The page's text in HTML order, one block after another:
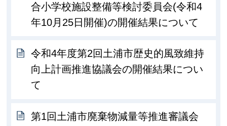
合小学校施設整備等検討委員会(令和4
年10月25日開催)の開催結果について
令和4年度第2回土浦市歴史的風致維持
向上計画推進協議会の開催結果につい
て
第1回土浦市廃棄物減量等推進審議会